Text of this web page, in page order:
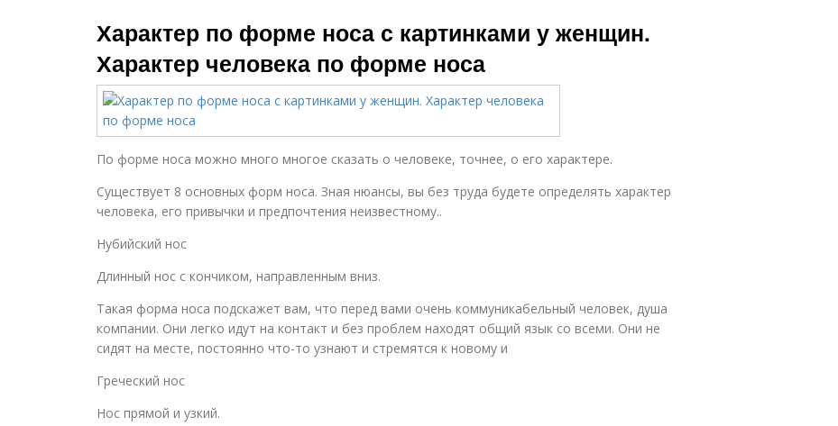
Характер по форме носа с картинками у женщин.
Характер человека по форме носа
По форме носа можно много многое сказать о человеке, точнее, о его характере.
Существует 8 основных форм носа. Зная нюансы, вы без труда будете определять характер
человека, его привычки и предпочтения неизвестному..
Нубийский нос
Длинный нос с кончиком, направленным вниз.
Такая форма носа подскажет вам, что перед вами очень коммуникабельный человек, душа
компании. Они легко идут на контакт и без проблем находят общий язык со всеми. Они не
сидят на месте, постоянно что-то узнают и стремятся к новому и
Греческий нос
Нос прямой и узкий.